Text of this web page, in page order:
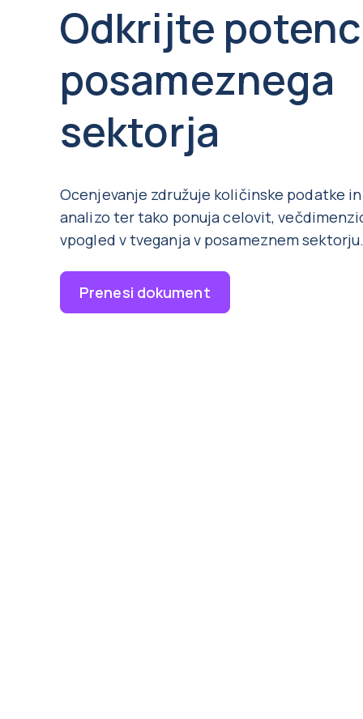
Odkrijte
posameznega
sektorja
Ocenjevanje združuje količinske podatke
analizo ter tako ponuja celovit,
vpogled v tveganja v posameznem
Prenesi dokument